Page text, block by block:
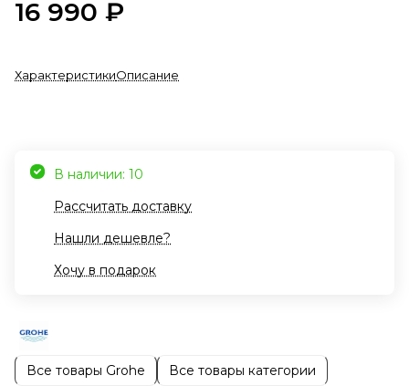
16 990 ₽
ХарактеристикиОписание
В наличии: 10
Рассчитать доставку
Нашли дешевле?
Хочу в подарок
Все товары Grohe Все товары категории